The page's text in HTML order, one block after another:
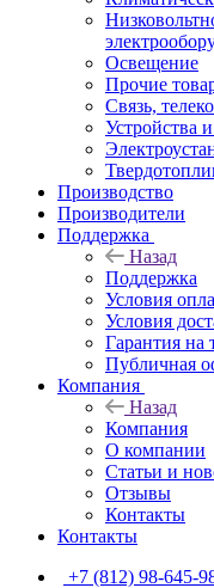
Освещение
Прочие
Связь,
Устройства
Производство
Производители
Поддержка
Назад
Поддержка
Условия
Условия
Гарантия на
Публичная
Компания
Назад
Компания
О компании
Статьи и
Отзывы
Контакты
Контакты
+7 (812) 98-645-